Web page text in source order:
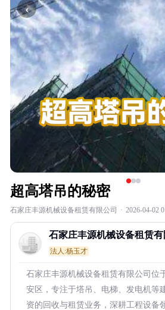
‹
超高塔吊的秘密
石家庄丰源机械设备租赁有限公司 · 2026-04-02
石家庄丰源机械设备租赁有
司
法人:杨玉才
石家庄丰源机械设备租赁有限公司位
安区，专注于塔吊、电梯、发电机等
资的回收与租赁业务，深耕工程设备